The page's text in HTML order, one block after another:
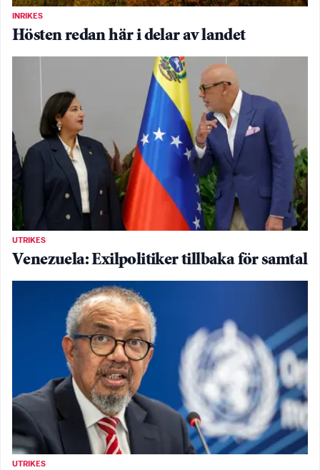
INRIKES
Hösten redan här i delar av landet
UTRIKES
Venezuela: Exilpolitiker tillbaka för samtal
UTRIKES